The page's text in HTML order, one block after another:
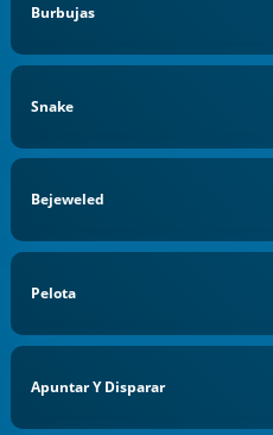
Burbujas
Snake
Bejeweled
Pelota
Apuntar Y Disparar